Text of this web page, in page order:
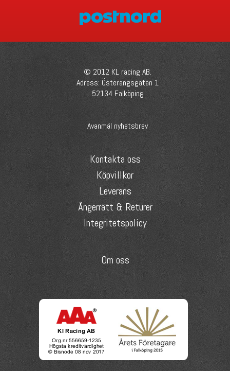
© 2012 KL racing AB.
Adress: Österängsgatan 1
52134 Falköping
Avanmäl nyhetsbrev
Kontakta oss
Köpvillkor
Leverans
Ångerrätt & Returer
Integritetspolicy
Om oss